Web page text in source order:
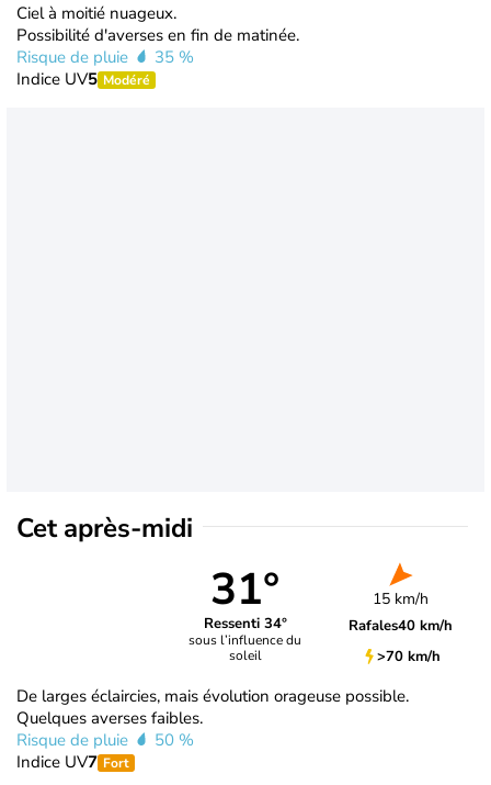
Ciel à moitié nuageux.
Possibilité d'averses en fin de matinée.
Risque de pluie
35 %
Indice UV5 Modéré
Cet après-midi
31°
Ressenti 34°
sous l’influence du
soleil
15 km/h
Rafales40 km/h
>70 km/h
De larges éclaircies, mais évolution orageuse possible.
Quelques averses faibles.
Risque de pluie
50 %
Indice UV7 Fort